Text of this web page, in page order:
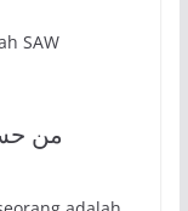
SAW
من